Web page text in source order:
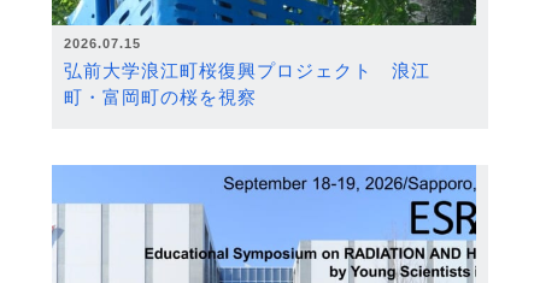
2026.07.15
弘前大学浪江町桜復興プロジェクト 浪江
町・富岡町の桜を視察